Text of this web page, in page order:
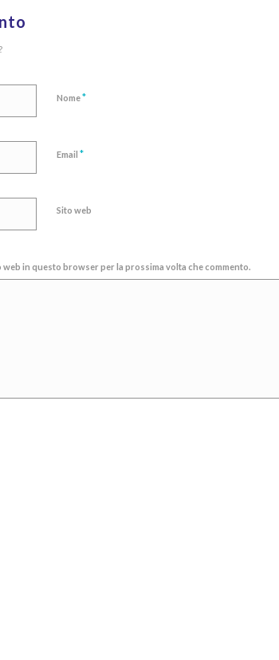
Nome*
Email *
Sito web
web in questo browser per la prossima volta che commento.